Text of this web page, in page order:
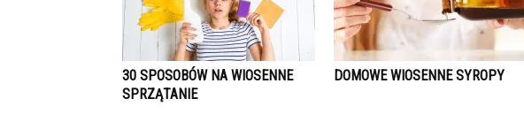
30 SPOSOBÓW NA WIOSENNE
SPRZĄTANIE
DOMOWE WIOSENNE SYROPY